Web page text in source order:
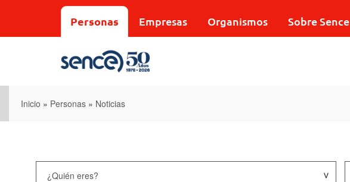
Personas Empresas Organismos Sobre Sence
Inicio » Personas » Noticias